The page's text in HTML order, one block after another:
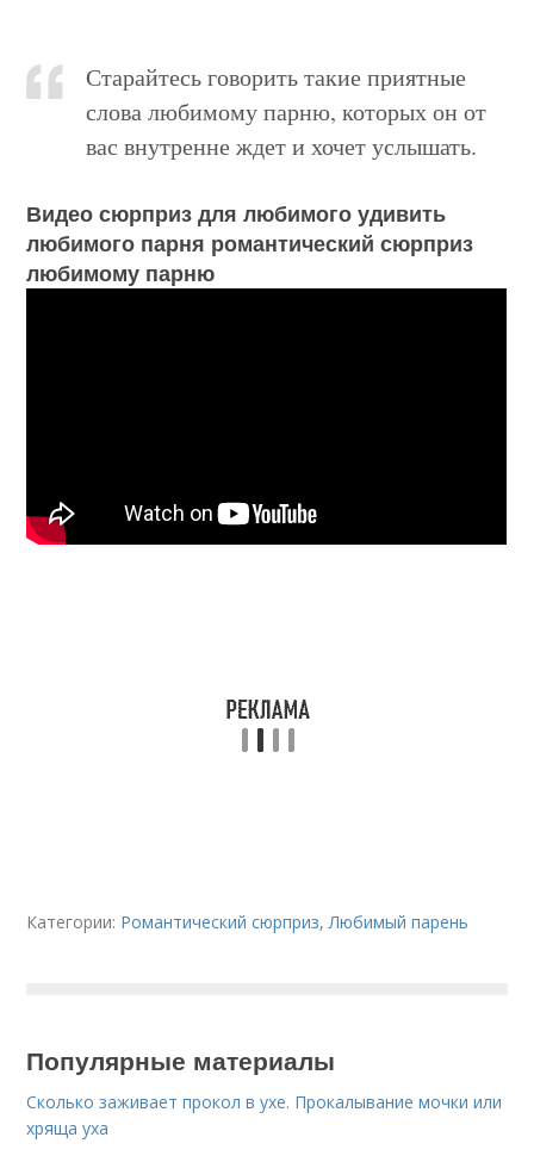
Старайтесь говорить такие приятные
слова любимому парню, которых он от
вас внутренне ждет и хочет услышать.
Видео сюрприз для любимого удивить
любимого парня романтический сюрприз
любимому парню
Категории: Романтический сюрприз,Любимый парень
Популярные материалы
Сколько заживает прокол в ухе. Прокалывание мочки или
хряща уха